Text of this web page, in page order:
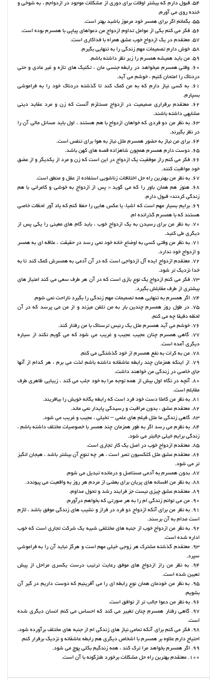
54. قبول دارم که بیشتر اوقات برای دوری از مشکلات موجود در ازدواجم ، به شوخی و
خنده روی می آورم.
55. بگمانم اگر برای همسر خود مرموز باشید بهتر است.
56. فکر می کنم یکی از عوامل تداوم ازدواج من دعواهای پیاپی با همسرم بوده است.
57. معتقدم در یک ازدواج خوب عشق همراه با فداکاری است.
58. خوش دارم تصمیمات مهم زندگی را به تنهایی بگیرم.
59. من باید همیشه همسرم را زیر نظر داشته باشم.
60. وقتی همسرم میخواهد در رابطه جنسی مان ، تکنیک های تازه و غیر عادی و حتی
دردناک را امتحان کنیم ، خوشم می آید.
61. به کسی نیاز دارم که به من کمک کند تا گذشته دردناک خود را به فراموشی
بسپارم.
62. معتقدم برقراری صمیمیت در ازدواج مستلزم آنست که زن و مرد عقاید دینی
مشابهی داشته باشند.
63. به نظر من دو فردی که خواهان ازدواج با هم هستند ، اول باید مسائل مالی آن را
در نظر بگیرند.
64. برای من نیاز به حضور همسرم مثل نیاز به هوا برای تنفس است.
65. دوست دارم همسرم همچون شاهزاده قصه های کهن باشد.
66. فکر می کنم راز موفقیت یک ازدواج در این است که زن و مرد از یکدیگر و از عضق
خود مواظبت کنند.
67. به نظر من بهنرین راه حل اختلافات زناشویی استفاده از عقل و منطق است.
68. هنوز هم همان باور را که می گوید « پس از ازدواج به خوشی و کامرانی با هم
زندگی کردند» قبول دارم.
69. برایم بسیار مهم است که اشیاء یا عکس هایی را حفظ کنم که یاد آور لحظات خاصی
هستند که با همسرم گذرانده ام.
70. به نظر من برای رسیدن به یک ازدواج خوب ، باید گام های معینی را یکی پس از
دیگری طی کنید.
71. به نظر من وقتی کسی به اوضاع خانه خود نمی رسد در حقیقت ، علاقه ای به همسر
و ازدواج خود ندارد.
72. معتقدم ازدواج ایده آل ازدواجی است که در آن آدمی به همسرش کمک کند تا به
خدا نزدیک تر شود.
73. فکر می کنم ازدواج یک نوع بازی است که در آن هر طرف سعی می کند امتیاز های
بیشتری از طرف مقابلش بگیرد.
74. اگر همسرم به تنهایی همه تصمیمات مهم زندگی را بگیرد ناراحت نمی شوم.
75. در طول روز همسرم چندین بار به من تلفن میزند و از من می پرسد که در آن
لحظه دقیقا چه می کنم.
76. خوشم می آید همسرم مثل یک رئیس ترسناک با من رفتار کند.
77. گاهی همسرم چنان عجیب عجیب و غریب می شود که می گویم نکند از سیاره
دیگری آمده است.
78. من به کرات به نفع همسرم از خود گذشتگی می کنم.
79. از اینکه همزمان چند رابطه عاشقانه داشته باشم لذت می برم ، هر کدام از آنها
جای خاصی در زندگی من خواهند داشت.
80. آنچه در نگاه اول بیش از همه توجه مرا به خود جلب می کند ، زیبایی ظاهری طرف
مقابلم است.
81. به نظر من کاملا دست خود فرد است که رابطه یگانه خویش را بیافریند.
82. معتقدم عشق ، بدون مراقبت و رسیدگی پایدار نمی ماند.
83. گاهی زندگی ما مثل فیلم های علمی – تخیلی ، عجیب و غریب می شود.
84. به نظرم می رسد اگر به طور همزمان چند همسر با خصوصیات مختلف داشته باشم ،
زندگی برایم خیلی جالبتر می شود.
85. معتقدم ازدواج خوب در اصل یک کار تجاری است.
86. معتقدم عشق مثل کلکسیون تمبر است ، هر چه تنوع آن بیشتر باشد ، هیجان انگیز
تر می شود.
87. بدون همسرم به آدمی مستاصل و درمانده تبدیل می شوم.
88. به نظر من افسانه های پریان برای بعضی از مردم هر روز به واقعیت می پیوندد.
89. معتقدم عشق چیزی نیست جز فرایند رشد و تحول مداوم.
90. من می توانم زندگی ام را به هر صورتی که بخواهم درآورم.
91. به نظر من برای آنکه ازدواج دو فرد در فراز و نشیب های زندگی موفق باشد ، لازم
است مدام به آن برسند.
92. به نظر من ازدواج خوب از جنبه های مختلفی شبیه یک شرکت تجاری است که خوب
اداره شده است.
93. معتقدم گذشته مشترک هر زوجی خیلی مهم است و هرگز نباید آن را به فراموشی
سپرد.
94. به نظر من راز ازدواج های موفق رعایت ترتیب درست یکسری مراحل از پیش
تعیین شده است.
95. به نظر من خودمان همان نوع رابطه ای را می آفرینیم که دوست داریم در گیر آن
بشویم.
96. به نظر من دعوا جالب تر از توافق است.
97. گاهی رفتار همسرم چنان تغییر می کند که احساس می کنم انسان دیگری شده
است.
98. فکر می کنم برای آنکه تمامی نیاز های زندگی ام از جنبه های مختلف برآورده شود،
احتیاج دارم علاوه بر همسرم با اشخاص دیگری هم رابطه عاشقانه و نزدیک برقرار کنم.
99. اگر همسرم بخواهد مرا ترک کند ، همه زندگیم بکلی پوچ می شود.
100. معتقدم بهترین راه حل مشکلات برخورد طنزگونه با آن است.